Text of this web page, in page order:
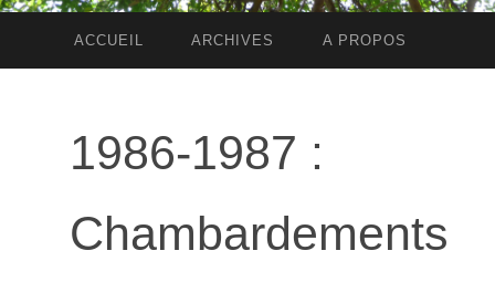
ACCUEIL ARCHIVES A PROPOS
1986-1987 :
Chambardements